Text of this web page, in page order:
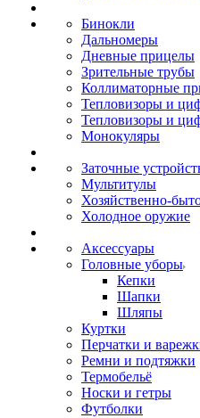
Бинокли
Дальномеры
Дневные прицелы
Зрительные трубы
Коллиматорные
Тепловизоры и
Тепловизоры и
Монокуляры
Заточные
Мультитулы
Хозяйственно-
Холодное оружие
Аксессуары
Головные уборы
Кепки
Шапки
Шляпы
Куртки
Перчатки и
Ремни и подтяжки
Термобельё
Носки и гетры
Футболки